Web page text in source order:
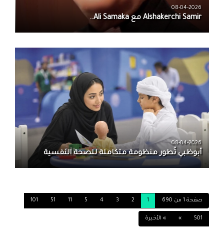
08-04-2026
08-04-2026
أبوظبي تُطور منظومة متكاملة للصحة النفسية
صفحة 1 من 690 1
2
3
4
5
11
51
101
501
» » الأخيرة